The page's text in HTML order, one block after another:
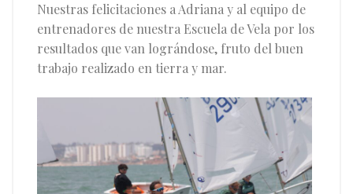
Nuestras felicitaciones a Adriana y al equipo de
entrenadores de nuestra Escuela de Vela por los
resultados que van lográndose, fruto del buen
trabajo realizado en tierra y mar.